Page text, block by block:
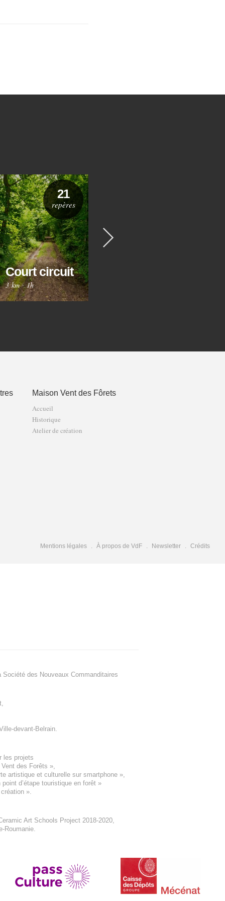
Court circuit
3 km·1h
21
repères
Circuit des
Maison Vent des Fôrets
Accueil
Historique
Atelier de création
Mentions légales À propos de VdF Newsletter Crédits
Société des Nouveaux Commanditaires
,
devant-Belrain.
les projets
des Forêts »,
artistique et culturelle sur smartphone »,
point d’étape touristique en forêt »
».
Art Schools Project 2018-2020
Roumanie.